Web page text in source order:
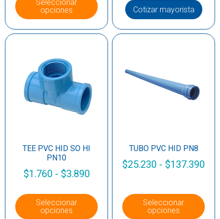
Seleccionar
opciones
Cotizar mayorista
TEE PVC HID SO HI
PN10
$1.760 - $3.890
Seleccionar
opciones
TUBO PVC HID PN8
$25.230 - $137.390
Seleccionar
opciones